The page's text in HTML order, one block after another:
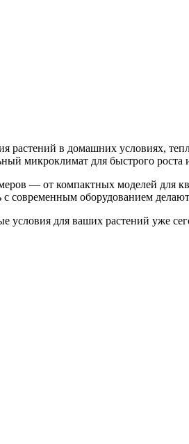
в домашних условиях,
микроклимат для быстрого
— от компактных моделей для
современным оборудованием
условия для ваших растений уже